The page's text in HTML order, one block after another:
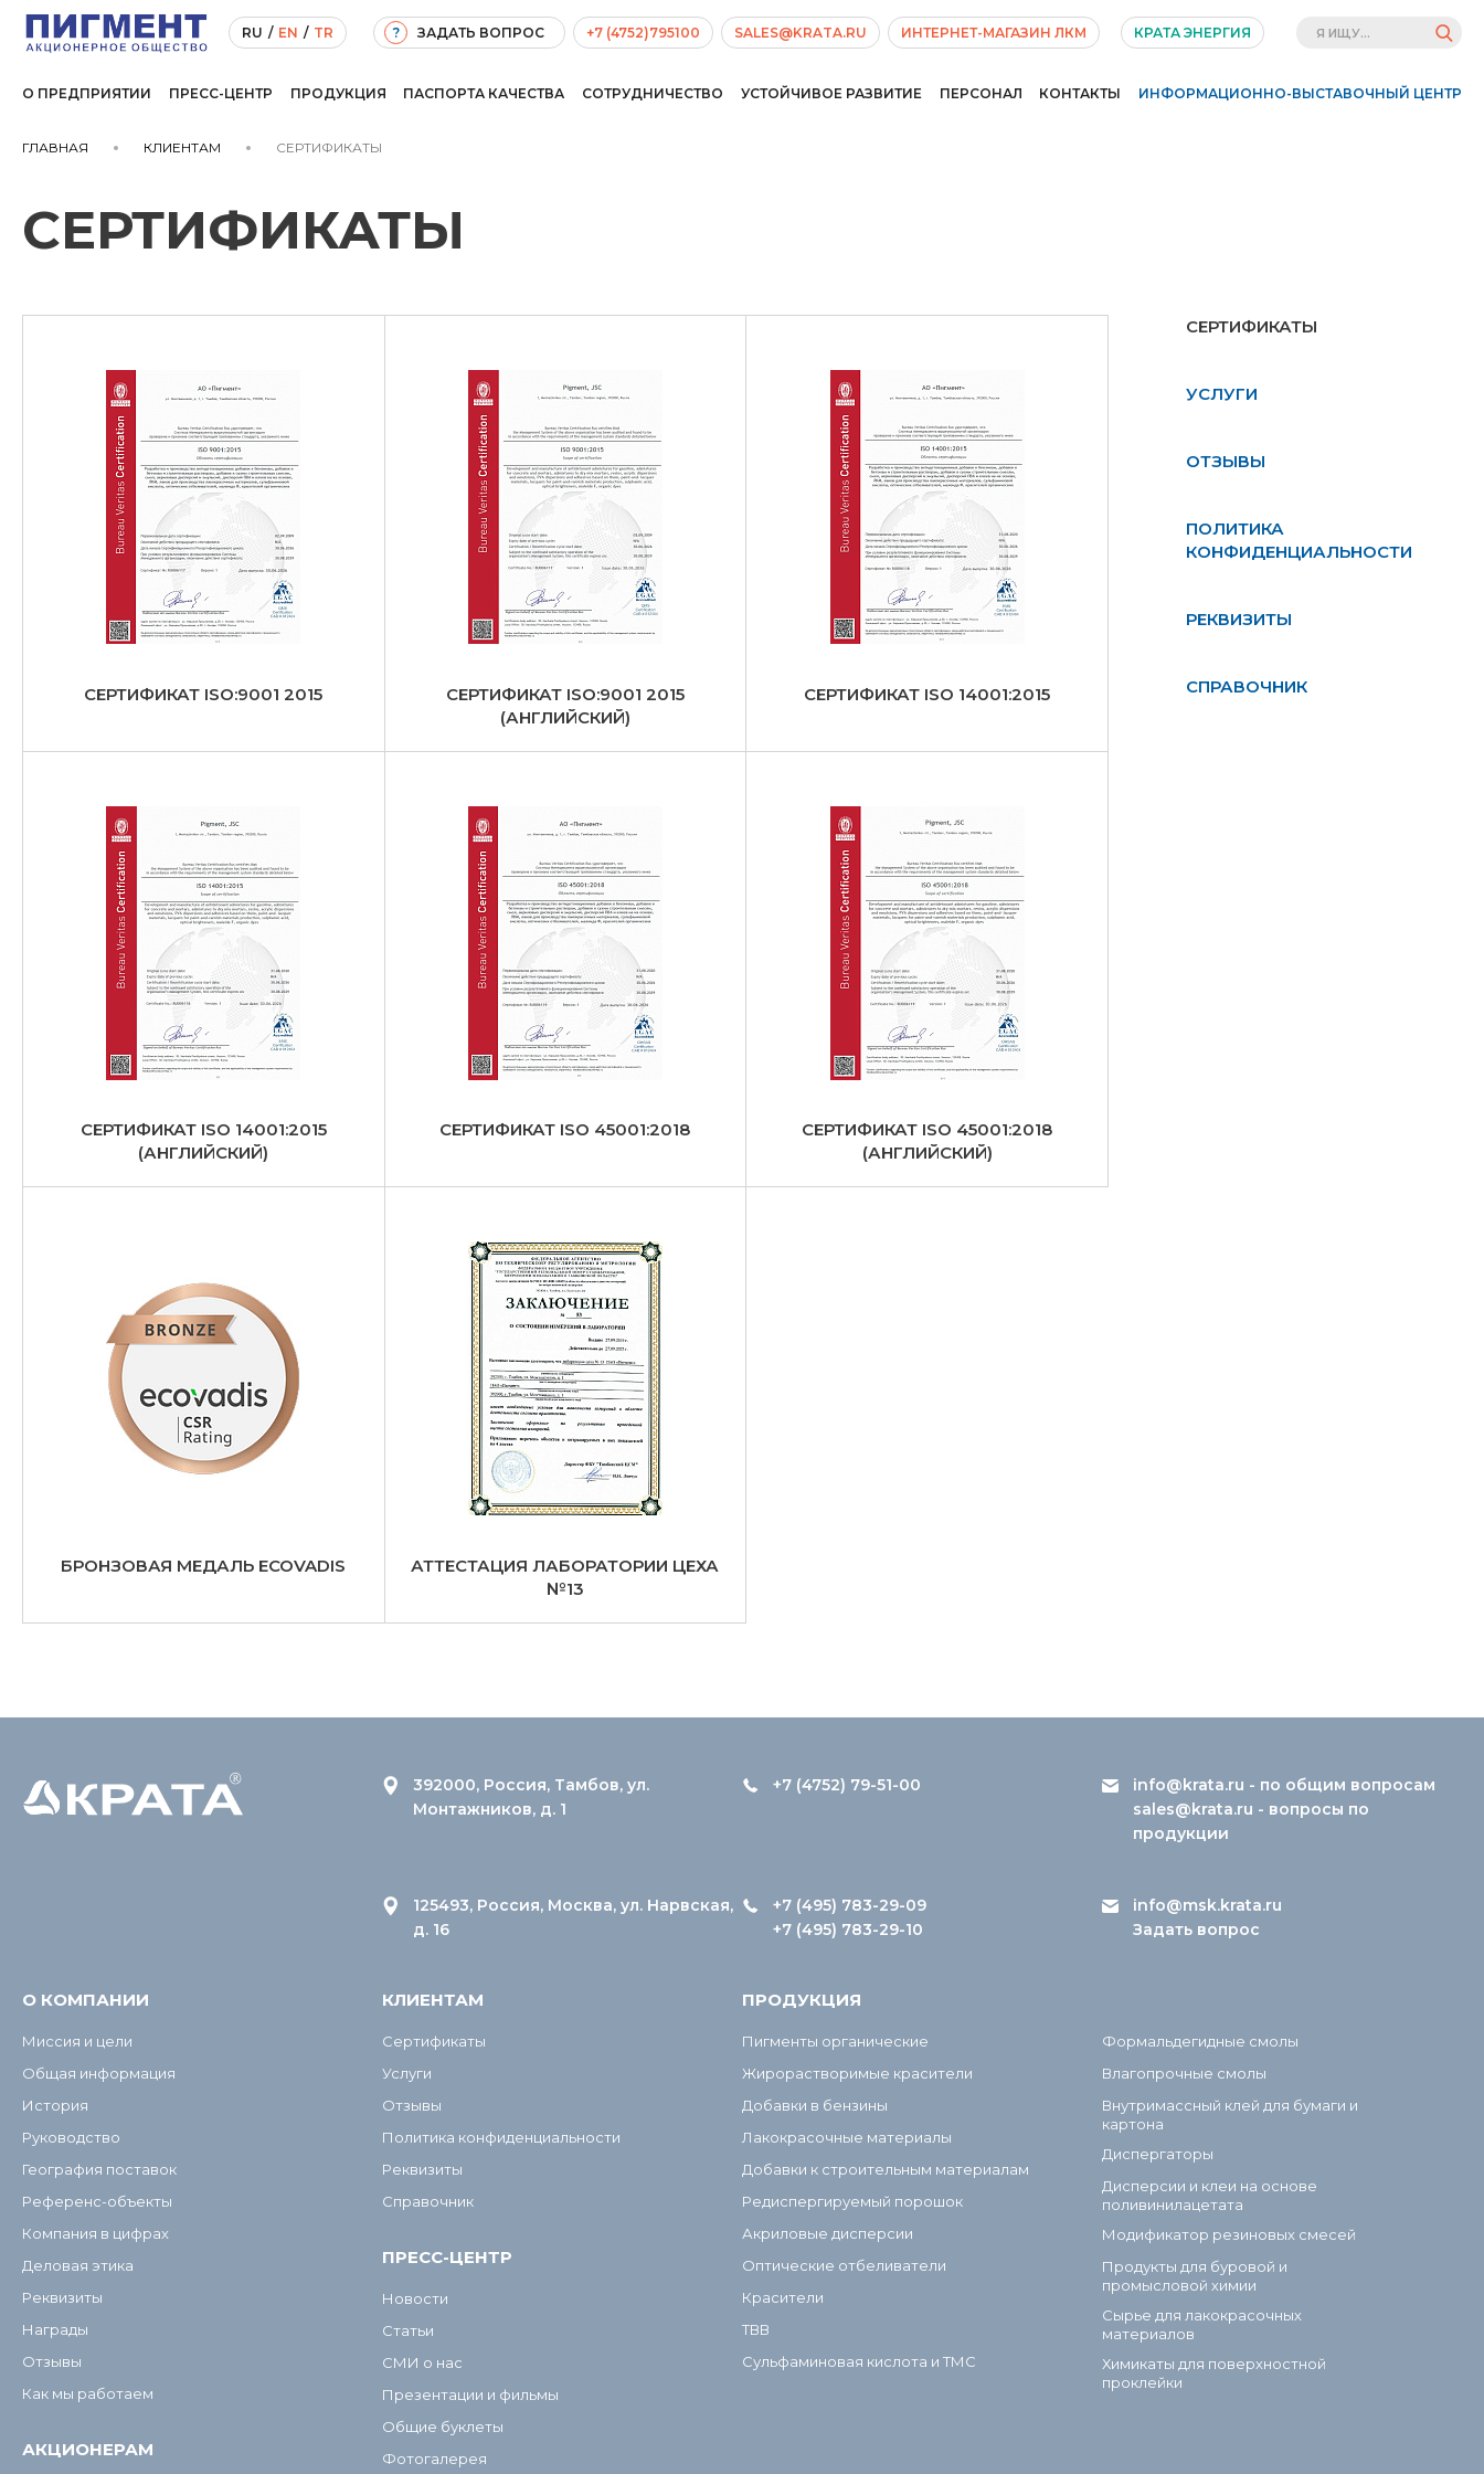
RU / EN / TR ? ЗАДАТЬ ВОПРОС +7 (4752)795100 SALES@KRATA.RU ИНТЕРНЕТ-МАГАЗИН ЛКМ КРАТА ЭНЕРГИЯ
О ПРЕДПРИЯТИИ ПРЕСС-ЦЕНТР ПРОДУКЦИЯ ПАСПОРТА КАЧЕСТВА СОТРУДНИЧЕСТВО УСТОЙЧИВОЕ РАЗВИТИЕ ПЕРСОНАЛ КОНТАКТЫ ИНФОРМАЦИОННО-ВЫСТАВОЧНЫЙ ЦЕНТР
ГЛАВНАЯ КЛИЕНТАМ СЕРТИФИКАТЫ
СЕРТИФИКАТЫ
СЕРТИФИКАТ ISO:9001 2015
СЕРТИФИКАТ ISO:9001 2015
(АНГЛИЙСКИЙ)
СЕРТИФИКАТ ISO 14001:2015
СЕРТИФИКАТ ISO 14001:2015
(АНГЛИЙСКИЙ)
СЕРТИФИКАТ ISO 45001:2018
СЕРТИФИКАТ ISO 45001:2018
(АНГЛИЙСКИЙ)
БРОНЗОВАЯ МЕДАЛЬ ECOVADIS
АТТЕСТАЦИЯ ЛАБОРАТОРИИ ЦЕХА
№13
СЕРТИФИКАТЫ
УСЛУГИ
ОТЗЫВЫ
ПОЛИТИКА
КОНФИДЕНЦИАЛЬНОСТИ
РЕКВИЗИТЫ
СПРАВОЧНИК
392000, Россия, Тамбов, ул.
Монтажников, д. 1
+7 (4752) 79-51-00 info@krata.ru - по общим вопросам
sales@krata.ru - вопросы по
продукции
125493, Россия, Москва, ул. Нарвская,
д. 16
+7 (495) 783-29-09
+7 (495) 783-29-10
info@msk.krata.ru
Задать вопрос
О КОМПАНИИ
Миссия и цели
Общая информация
История
Руководство
География поставок
Референс-объекты
Компания в цифрах
Деловая этика
Реквизиты
Награды
Отзывы
Как мы работаем
АКЦИОНЕРАМ
КЛИЕНТАМ
Сертификаты
Услуги
Отзывы
Политика конфиденциальности
Реквизиты
Справочник
ПРЕСС-ЦЕНТР
Новости
Статьи
СМИ о нас
Презентации и фильмы
Общие буклеты
Фотогалерея
ПРОДУКЦИЯ
Пигменты органические
Жирорастворимые красители
Добавки в бензины
Лакокрасочные материалы
Добавки к строительным материалам
Редиспергируемый порошок
Акриловые дисперсии
Оптические отбеливатели
Красители
ТВВ
Сульфаминовая кислота и ТМС
Формальдегидные смолы
Влагопрочные смолы
Внутримассный клей для бумаги и
картона
Диспергаторы
Дисперсии и клеи на основе
поливинилацетата
Модификатор резиновых смесей
Продукты для буровой и
промысловой химии
Сырье для лакокрасочных
материалов
Химикаты для поверхностной
проклейки